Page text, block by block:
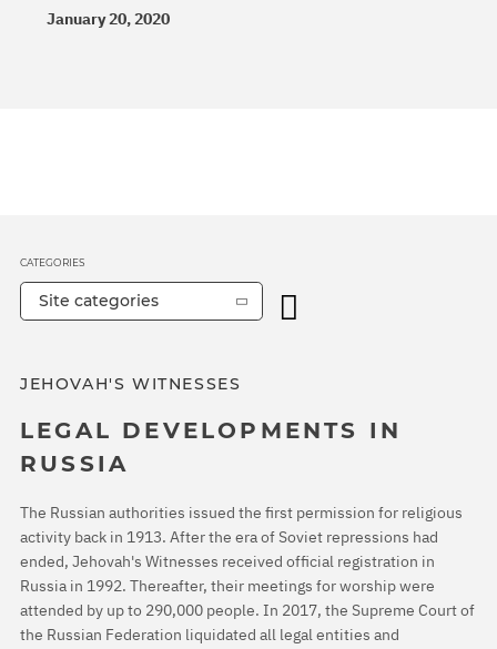
January 20, 2020
JEHOVAH'S WITNESSES
LEGAL DEVELOPMENTS IN
RUSSIA
The Russian authorities issued the first permission for religious
activity back in 1913. After the era of Soviet repressions had
ended, Jehovah's Witnesses received official registration in
Russia in 1992. Thereafter, their meetings for worship were
attended by up to 290,000 people. In 2017, the Supreme Court of
the Russian Federation liquidated all legal entities and
CATEGORIES
Site categories